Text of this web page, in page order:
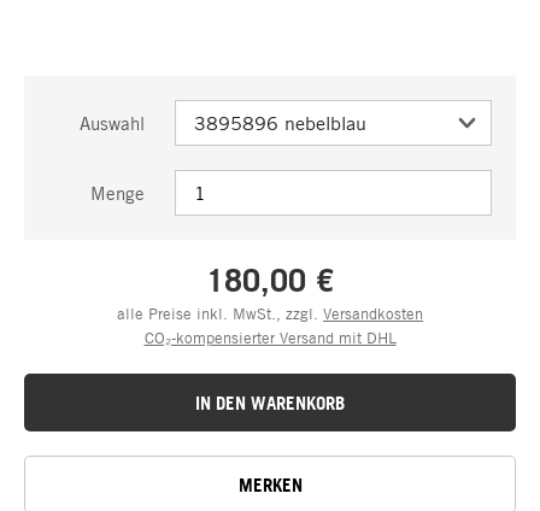
Auswahl
Menge
180,00 €
alle Preise inkl. MwSt., zzgl. Versandkosten
CO₂-kompensierter Versand mit DHL
IN DEN WARENKORB
MERKEN